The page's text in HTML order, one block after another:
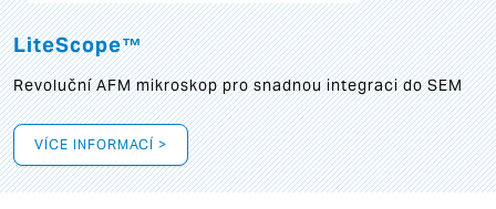
LiteScope™
Revoluční AFM mikroskop pro snadnou integraci do SEM
VÍCE INFORMACÍ >